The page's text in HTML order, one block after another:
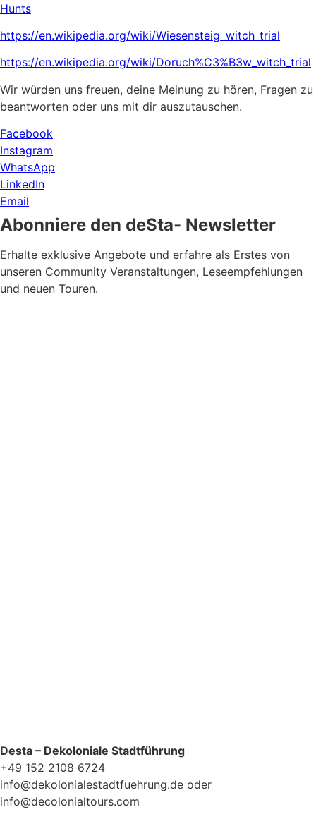
Hunts
https://en.wikipedia.org/wiki/Wiesensteig_witch_trial
https://en.wikipedia.org/wiki/Doruch%C3%B3w_witch_trial
Wir würden uns freuen, deine Meinung zu hören, Fragen zu
beantworten oder uns mit dir auszutauschen.
Facebook
Instagram
WhatsApp
LinkedIn
Email
Abonniere den deSta- Newsletter
Erhalte exklusive Angebote und erfahre als Erstes von
unseren Community Veranstaltungen, Leseempfehlungen
und neuen Touren.
Desta – Dekoloniale Stadtführung
+49 152 2108 6724
info@dekolonialestadtfuehrung.de oder
info@decolonialtours.com